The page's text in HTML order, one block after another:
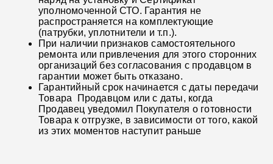
уполномоченной СТО. Гарантия не
распространяется на комплектующие
(патрубки, уплотнители и т.п.).
При наличии признаков самостоятельного
ремонта или привлечения для этого сторонних
организаций без согласования с продавцом в
гарантии может быть отказано.
Гарантийный срок начинается с даты передачи
Товара Продавцом или с даты, когда
Продавец уведомил Покупателя о готовности
Товара к отгрузке, в зависимости от того, какой
из этих моментов наступит раньше